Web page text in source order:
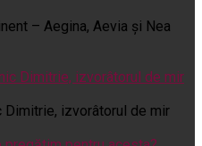
– Aegina, Aevia și Nea
izvorâtorul de mir